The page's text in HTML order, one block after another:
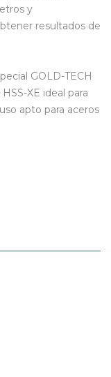
y
resultados de
GOLD-TECH
XE ideal para
apto para aceros